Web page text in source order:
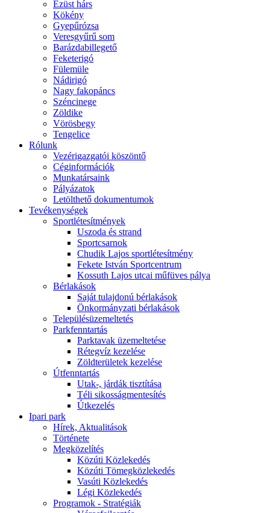
Ezüst hárs
Kökény
Gyepűrózsa
Veresgyűrű som
Barázdabillegető
Feketerigó
Fülemüle
Nádirigó
Nagy fakopáncs
Széncinege
Zöldike
Vörösbegy
Tengelice
Rólunk
Vezérigazgatói köszöntő
Céginformációk
Munkatársaink
Pályázatok
Letölthető dokumentumok
Tevékenységek
Sportlétesítmények
Uszoda és strand
Sportcsarnok
Chudik Lajos sportlétesítmény
Fekete István Sportcentrum
Kossuth Lajos utcai műfüves pálya
Bérlakások
Saját tulajdonú bérlakások
Önkormányzati bérlakások
Településüzemeltetés
Parkfenntartás
Parktavak üzemeltetése
Rétegvíz kezelése
Zöldterületek kezelése
Útfenntartás
Utak-, járdák tisztítása
Téli sikosságmentesítés
Útkezelés
Ipari park
Hírek, Aktualitások
Története
Megközelítés
Közúti Közlekedés
Közúti Tömegközlekedés
Vasúti Közlekedés
Légi Közlekedés
Programok - Stratégiák